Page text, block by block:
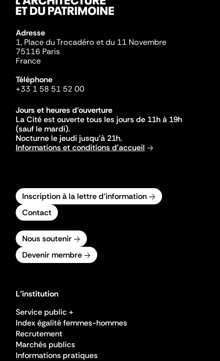
Adresse
1, Place du Trocadéro et du 11 Novembre
75116 Paris
France
Téléphone
+33 1 58 51 52 00
Jours et heures d'ouverture
La Cité est ouverte tous les jours de 11h à 19h
(sauf le mardi).
Nocturne le jeudi jusqu'à 21h.
Informations et conditions d'accueil
Inscription à la lettre d'information
Contact
Nous soutenir
Devenir membre
L'institution
Service public +
Index égalité femmes-hommes
Recrutement
Marchés publics
Informations pratiques